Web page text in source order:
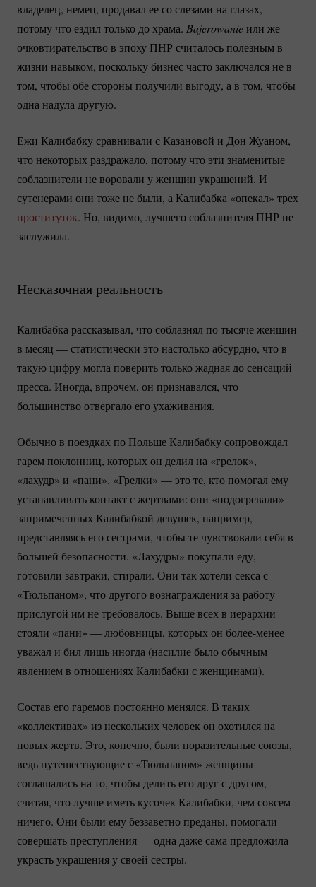
владелец, немец, продавал ее со слезами на глазах,
потому что ездил только до храма. Bajerowanieили же
очковтирательство в эпоху ПНР считалось полезным в
жизни навыком, поскольку бизнес часто заключался не в
том, чтобы обе стороны получили выгоду, а в том, чтобы
одна надула другую.
Ежи Калибабку сравнивали с Казановой и Дон Жуаном,
что некоторых раздражало, потому что эти знаменитые
соблазнители не воровали у женщин украшений. И
сутенерами они тоже не были, а Калибабка «опекал» трех
проституток. Но, видимо, лучшего соблазнителя ПНР не
заслужила.
Несказочная реальность
Калибабка рассказывал, что соблазнял по тысяче женщин
в месяц — статистически это настолько абсурдно, что в
такую цифру могла поверить только жадная до сенсаций
пресса. Иногда, впрочем, он признавался, что
большинство отвергало его ухаживания.
Обычно в поездках по Польше Калибабку сопровождал
гарем поклонниц, которых он делил на «грелок»,
«лахудр» и «пани». «Грелки» — это те, кто помогал ему
устанавливать контакт с жертвами: они «подогревали»
запримеченных Калибабкой девушек, например,
представляясь его сестрами, чтобы те чувствовали себя в
большей безопасности. «Лахудры» покупали еду,
готовили завтраки, стирали. Они так хотели секса с
«Тюльпаном», что другого вознаграждения за работу
прислугой им не требовалось. Выше всех в иерархии
стояли «пани» — любовницы, которых он более-менее
уважал и бил лишь иногда (насилие было обычным
явлением в отношениях Калибабки с женщинами).
Состав его гаремов постоянно менялся. В таких
«коллективах» из нескольких человек он охотился на
новых жертв. Это, конечно, были поразительные союзы,
ведь путешествующие с «Тюльпаном» женщины
соглашались на то, чтобы делить его друг с другом,
считая, что лучше иметь кусочек Калибабки, чем совсем
ничего. Они были ему беззаветно преданы, помогали
совершать преступления — одна даже сама предложила
украсть украшения у своей сестры.